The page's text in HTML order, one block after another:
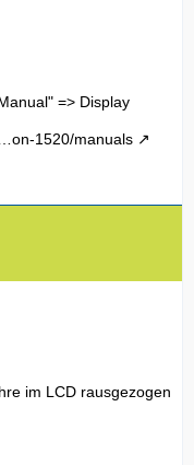
=> Display
1520/manuals
im LCD rausgezogen